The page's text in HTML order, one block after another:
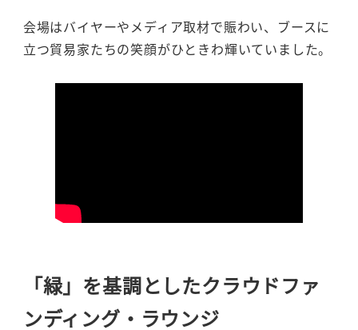
会場はバイヤーやメディア取材で賑わい、ブースに
立つ貿易家たちの笑顔がひときわ輝いていました。
「緑」を基調としたクラウドファ
ンディング・ラウンジ